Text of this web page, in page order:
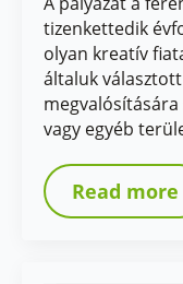
tizenkettedik
olyan kreatív
általuk
vagy egyéb
Read more